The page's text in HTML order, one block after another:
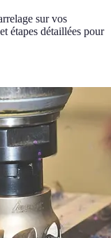
sur vos
étapes détaillées pour